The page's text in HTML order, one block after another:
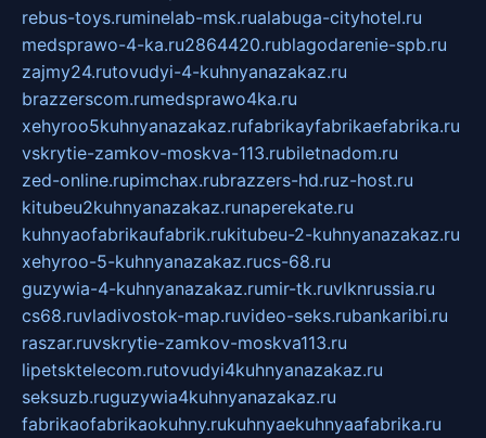
rebus-toys.ruminelab-msk.rualabuga-cityhotel.ru
medsprawo-4-ka.ru2864420.rublagodarenie-spb.ru
zajmy24.rutovudyi-4-kuhnyanazakaz.ru
brazzerscom.rumedsprawo4ka.ru
xehyroo5kuhnyanazakaz.rufabrikayfabrikaefabrika.ru
vskrytie-zamkov-moskva-113.rubiletnadom.ru
zed-online.rupimchax.rubrazzers-hd.ruz-host.ru
kitubeu2kuhnyanazakaz.runaperekate.ru
kuhnyaofabrikaufabrik.rukitubeu-2-kuhnyanazakaz.ru
xehyroo-5-kuhnyanazakaz.rucs-68.ru
guzywia-4-kuhnyanazakaz.rumir-tk.ruvlknrussia.ru
cs68.ruvladivostok-map.ruvideo-seks.rubankaribi.ru
raszar.ruvskrytie-zamkov-moskva113.ru
lipetsktelecom.rutovudyi4kuhnyanazakaz.ru
seksuzb.ruguzywia4kuhnyanazakaz.ru
fabrikaofabrikaokuhny.rukuhnyaekuhnyaafabrika.ru